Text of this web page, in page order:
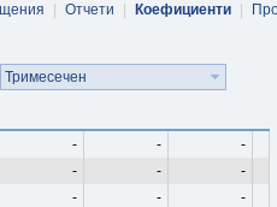
Отчети Коефициенти
Тримесечен
- -
-
- -
-
- -
-